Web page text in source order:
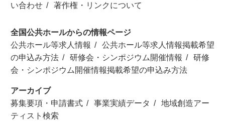
い合わせ
著作権・リンクについて
全国公共ホールからの情報ページ
公共ホール等求人情報
公共ホール等求人情報掲載希望
の申込み方法
研修会・シンポジウム開催情報
研修
会・シンポジウム開催情報掲載希望の申込み方法
アーカイブ
募集要項・申請書式
事業実績データ
地域創造アー
ティスト検索